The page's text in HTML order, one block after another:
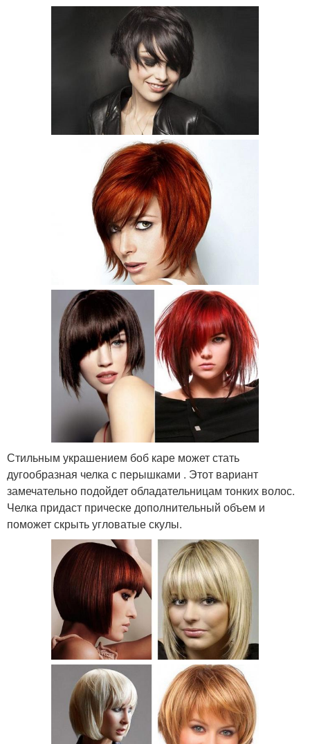
Стильным украшением боб каре может стать
дугообразная челка с перышками . Этот вариант
замечательно подойдет обладательницам тонких волос.
Челка придаст прическе дополнительный объем и
поможет скрыть угловатые скулы.